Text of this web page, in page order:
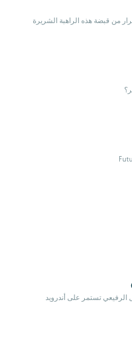
من قبضة هذه الراهبة الشريرة
تستمر على أندرويد